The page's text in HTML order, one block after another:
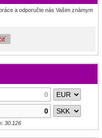
a odporučte nás Vašim známym
30.126